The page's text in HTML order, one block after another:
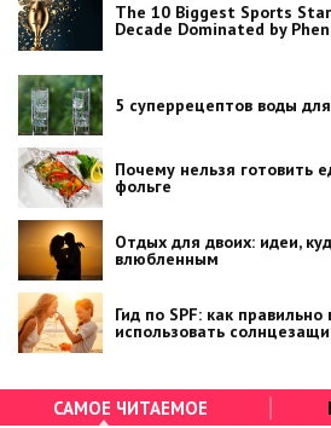
The 10 Biggest Sports
Decade Dominated by
5 суперрецептов воды
Почему нельзя готовить
фольге
Отдых для двоих: идеи,
влюбленным
Гид по SPF: как
использовать
САМОЕ ЧИТАЕМОЕ